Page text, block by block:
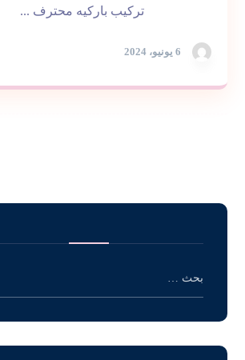
6 يونيو، 2024
تركيب باركيه محترف ...